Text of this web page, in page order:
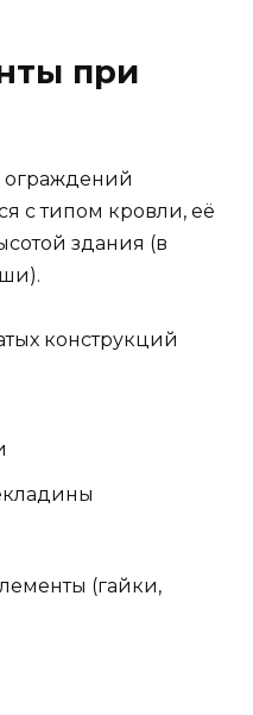
при
ограждений
с типом кровли, её
здания (в
конструкций
(гайки,